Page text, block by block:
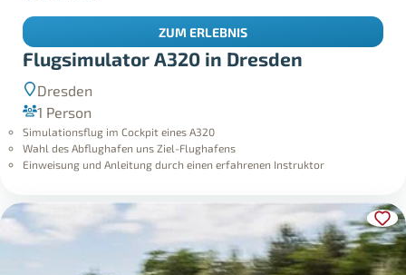
Flugsimulator A320 in Dresden
Dresden
1 Person
Simulationsflug im Cockpit eines A320
Wahl des Abflughafen uns Ziel-Flughafens
Einweisung und Anleitung durch einen erfahrenen Instruktor
ZUM ERLEBNIS